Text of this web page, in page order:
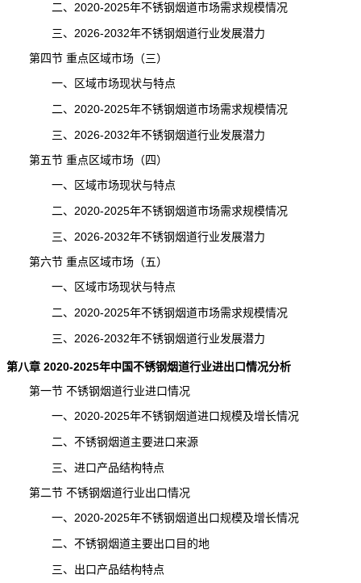
二、2020-2025年不锈钢烟道市场需求规模情况
三、2026-2032年不锈钢烟道行业发展潜力
第四节 重点区域市场（三）
一、区域市场现状与特点
二、2020-2025年不锈钢烟道市场需求规模情况
三、2026-2032年不锈钢烟道行业发展潜力
第五节 重点区域市场（四）
一、区域市场现状与特点
二、2020-2025年不锈钢烟道市场需求规模情况
三、2026-2032年不锈钢烟道行业发展潜力
第六节 重点区域市场（五）
一、区域市场现状与特点
二、2020-2025年不锈钢烟道市场需求规模情况
三、2026-2032年不锈钢烟道行业发展潜力
第八章 2020-2025年中国不锈钢烟道行业进出口情况分析
第一节 不锈钢烟道行业进口情况
一、2020-2025年不锈钢烟道进口规模及增长情况
二、不锈钢烟道主要进口来源
三、进口产品结构特点
第二节 不锈钢烟道行业出口情况
一、2020-2025年不锈钢烟道出口规模及增长情况
二、不锈钢烟道主要出口目的地
三、出口产品结构特点